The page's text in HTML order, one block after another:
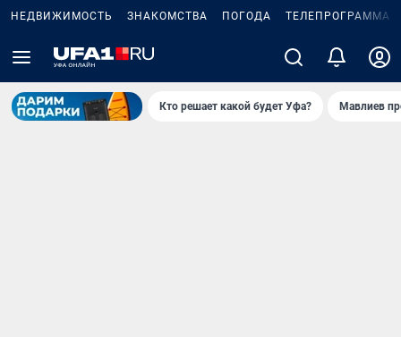
НЕДВИЖИМОСТЬ ЗНАКОМСТВА ПОГОДА ТЕЛЕПРОГРАММА
Кто решает какой будет Уфа? Мавлиев